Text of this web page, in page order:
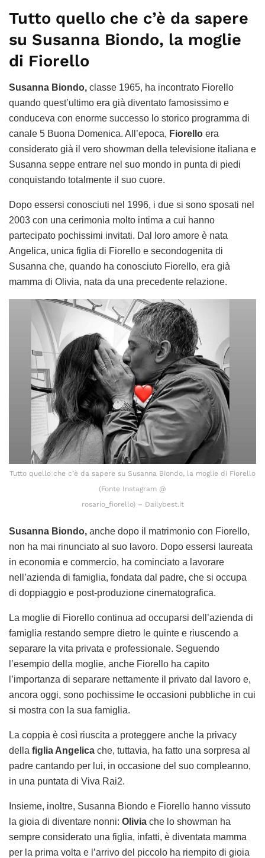
Tutto quello che c’è da sapere
su Susanna Biondo, la moglie
di Fiorello
Susanna Biondo, classe 1965, ha incontrato Fiorello
quando quest’ultimo era già diventato famosissimo e
conduceva con enorme successo lo storico programma di
canale 5 Buona Domenica. All’epoca, Fiorello era
considerato già il vero showman della televisione italiana e
Susanna seppe entrare nel suo mondo in punta di piedi
conquistando totalmente il suo cuore.
Dopo essersi conosciuti nel 1996, i due si sono sposati nel
2003 con una cerimonia molto intima a cui hanno
partecipato pochissimi invitati. Dal loro amore è nata
Angelica, unica figlia di Fiorello e secondogenita di
Susanna che, quando ha conosciuto Fiorello, era già
mamma di Olivia, nata da una precedente relazione.
Tutto quello che c’è da sapere su Susanna Biondo, la moglie di Fiorello
(Fonte Instagram @
rosario_fiorello) – Dailybest.it
Susanna Biondo, anche dopo il matrimonio con Fiorello,
non ha mai rinunciato al suo lavoro. Dopo essersi laureata
in economia e commercio, ha cominciato a lavorare
nell’azienda di famiglia, fondata dal padre, che si occupa
di doppiaggio e post-produzione cinematografica.
La moglie di Fiorello continua ad occuparsi dell’azienda di
famiglia restando sempre dietro le quinte e riuscendo a
separare la vita privata e professionale. Seguendo
l’esempio della moglie, anche Fiorello ha capito
l’importanza di separare nettamente il privato dal lavoro e,
ancora oggi, sono pochissime le occasioni pubbliche in cui
si mostra con la sua famiglia.
La coppia è così riuscita a proteggere anche la privacy
della figlia Angelica che, tuttavia, ha fatto una sorpresa al
padre cantando per lui, in occasione del suo compleanno,
in una puntata di Viva Rai2.
Insieme, inoltre, Susanna Biondo e Fiorello hanno vissuto
la gioia di diventare nonni: Olivia che lo showman ha
sempre considerato una figlia, infatti, è diventata mamma
per la prima volta e l’arrivo del piccolo ha riempito di gioia